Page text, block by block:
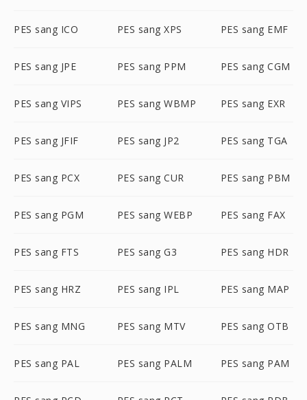
PES sang ICO PES sang XPS PES sang EMF
PES sang JPE PES sang PPM PES sang CGM
PES sang VIPS PES sang WBMP PES sang EXR
PES sang JFIF PES sang JP2 PES sang TGA
PES sang PCX PES sang CUR PES sang PBM
PES sang PGM PES sang WEBP PES sang FAX
PES sang FTS PES sang G3 PES sang HDR
PES sang HRZ PES sang IPL PES sang MAP
PES sang MNG PES sang MTV PES sang OTB
PES sang PAL PES sang PALM PES sang PAM